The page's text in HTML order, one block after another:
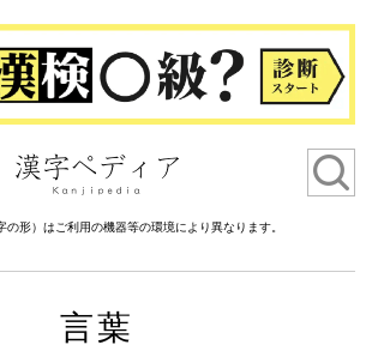
形）はご利用の機器等の環境により異なります。
言葉